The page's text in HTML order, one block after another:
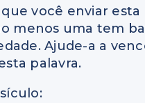
que você enviar esta
menos uma tem
Ajude-a a
palavra.